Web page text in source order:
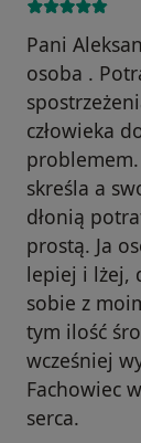
Pani
osoba .
człowieka
skreśla a
dłonią
prostą. Ja
lepiej i lżej,
sobie z
tym ilość
wcześniej
Fachowiec
serca.